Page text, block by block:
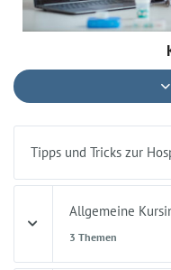
Tipps und Tricks zur
Allgemeine
3 Themen